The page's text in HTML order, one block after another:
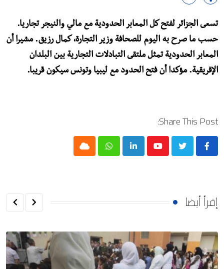
تسعى الجزائر لفتح كل المعابر الحدودية مع مالي والنيجر تجاريا.
حسب ما صرح به اليوم للصحافة وزير التجارة، كمال رزيق. مشيرا أن
المعابر الحدودية تمثل ملتقى التبادلات التجارية بين البلدان
الإفريقية. مؤكدا أن فتح الحدود مع ليبيا وتونس سيكون قريبا.
Share This Post:
Youtube
LinkedIn
Whatsapp
Cloud
إقرأ أيضا